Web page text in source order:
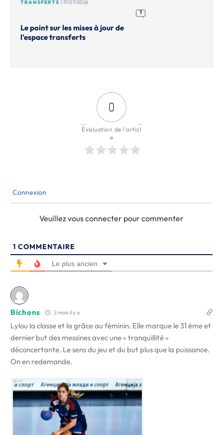
TRANSFERTS | 17/07/2026
1
Le point sur les mises à jour de
l'espace transferts
0
Évaluation de l'articl
e
Connexion
Veuillez vous connecter pour commenter
1 COMMENTAIRE
Le plus ancien
Bichons 2 mois il y a
Lylou la classe et la grâce au féminin. Elle marque le 31 ème et
dernier but des messines avec une « tranquillité »
déconcertante. Le sens du jeu et du but plus que la puissance.
On en redemande.